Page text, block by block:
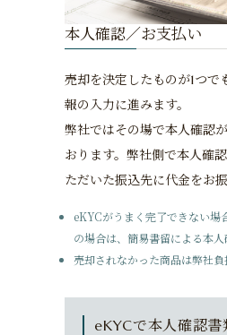
本人確認／お支払い
売却を決定したものが1つ
報の入力に進みます。
弊社ではその場で本人確認
おります。弊社側で本人確
ただいた振込先に代金をお
eKYCがうまく完了できない場
の場合は、簡易書留による本人
売却されなかった商品は弊社負
eKYCで本人確認書